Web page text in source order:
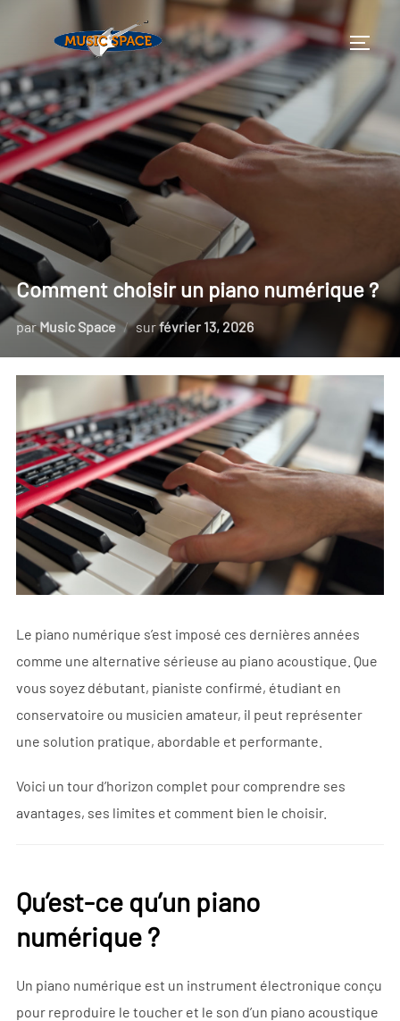
contenu
Comment choisir un piano numérique ?
parMusic Space surPublié
février 13, 2026
Le piano numérique s’est imposé ces dernières années
comme une alternative sérieuse au piano acoustique. Que
vous soyez débutant, pianiste confirmé, étudiant en
conservatoire ou musicien amateur, il peut représenter
une solution pratique, abordable et performante.
Voici un tour d’horizon complet pour comprendre ses
avantages, ses limites et comment bien le choisir.
Qu’est-ce qu’un piano
numérique ?
Un piano numérique est un instrument électronique conçu
pour reproduire le toucher et le son d’un piano acoustique